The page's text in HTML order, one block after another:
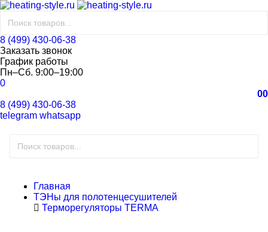
8 (499) 430-06-38
Заказать звонок
График работы
Пн–Сб. 9:00–19:00
0
00
8 (499) 430-06-38
telegram whatsapp
Главная
ТЭНы для полотенцесушителей
Терморегуляторы TERMA